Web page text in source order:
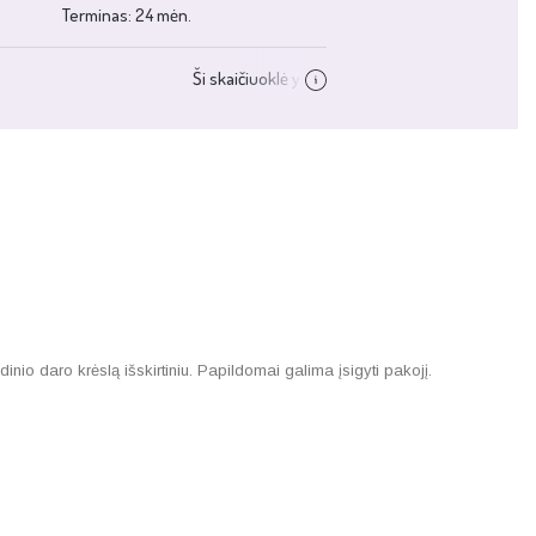
daro krėslą išskirtiniu. Papildomai galima įsigyti pakojį.